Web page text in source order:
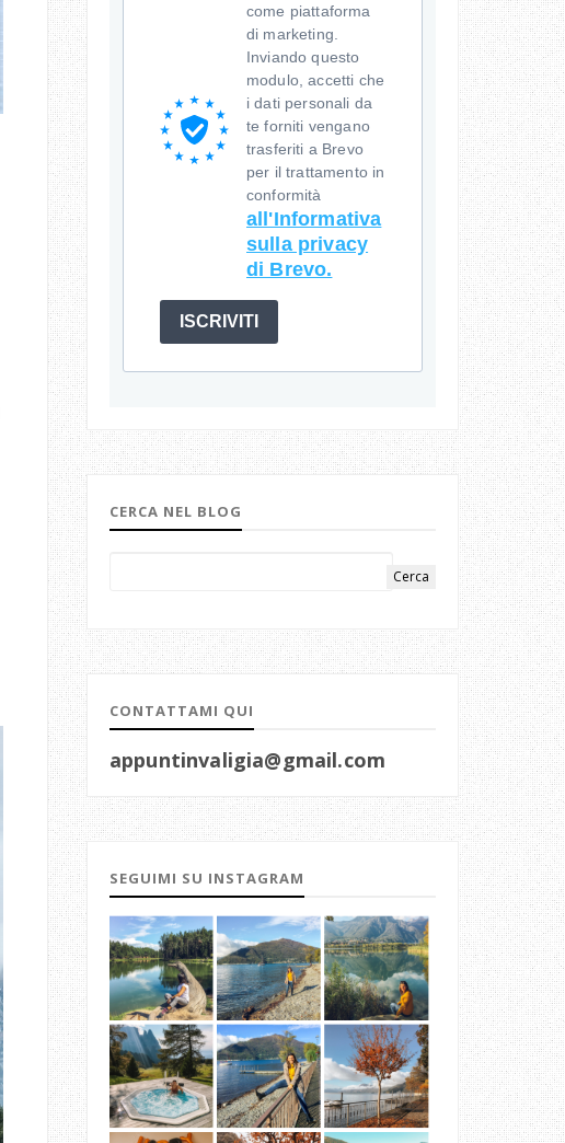
come piattaforma
di marketing.
Inviando questo
modulo, accetti che
i dati personali da
te forniti vengano
trasferiti a Brevo
per il trattamento in
conformità
all'Informativa
sulla privacy
di Brevo.
ISCRIVITI
CERCA NEL BLOG
CONTATTAMI QUI
appuntinvaligia@gmail.com
SEGUIMI SU INSTAGRAM